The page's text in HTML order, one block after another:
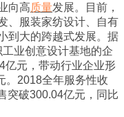
向高质量发展。目前，
、服装家纺设计、自有
到大的跨越式发展。据
业创意设计基地的企
亿元，带动行业企业形
。2018全年服务性收
突破300.04亿元，同比